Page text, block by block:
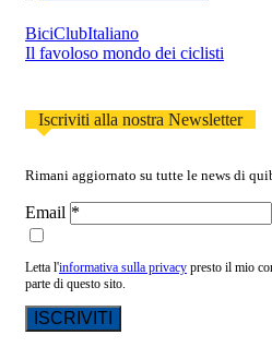
BiciClubItaliano
Il favoloso mondo dei ciclisti
Iscriviti alla nostra Newsletter
Rimani aggiornato su tutte le news di
Email
Letta l'informativa sulla privacy presto il mio
parte di questo sito.